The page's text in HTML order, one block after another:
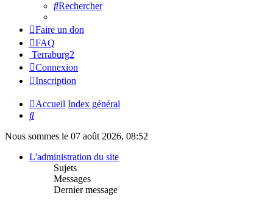
Rechercher
Faire un don
FAQ
Terraburg2
Connexion
Inscription
Accueil Index général
Rechercher
Nous sommes le 07 août 2026, 08:52
L'administration du site
Sujets
Messages
Dernier message